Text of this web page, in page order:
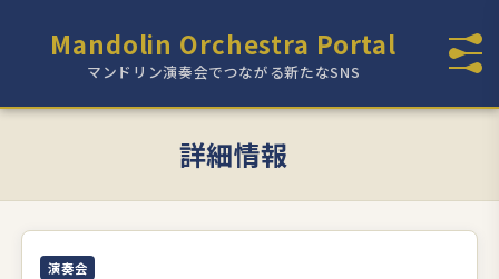
Mandolin Orchestra Portal
マンドリン演奏会でつながる新たなSNS
詳細情報
演奏会